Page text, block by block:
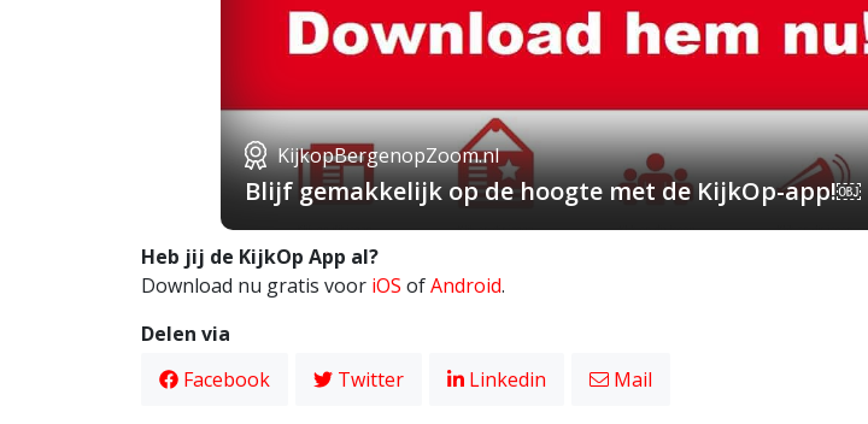
KijkopBergenopZoom.nl
Blijf gemakkelijk op de hoogte met de KijkOp-app!￼
Heb jij de KijkOp App al?
Download nu gratis voor iOS ofAndroid.
Delen via
Facebook
Twitter Linkedin Mail